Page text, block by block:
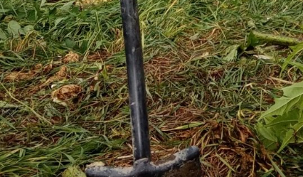
syyskuuhun Varsinais-Suomessa liikkui kaksi
,Mikaela Mäkilä,Haidar MakkijaKatarina Pessa
esimerkiksi laati tiimeille reittiohjeita, priorisoi